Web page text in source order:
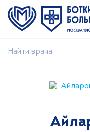
Пациентам
О ММНКЦ им. С.П.
Найти врача